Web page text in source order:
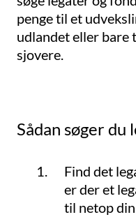
penge til et
udlandet eller bare
sjovere.
Sådan søger du
Find det
er der et
til netop